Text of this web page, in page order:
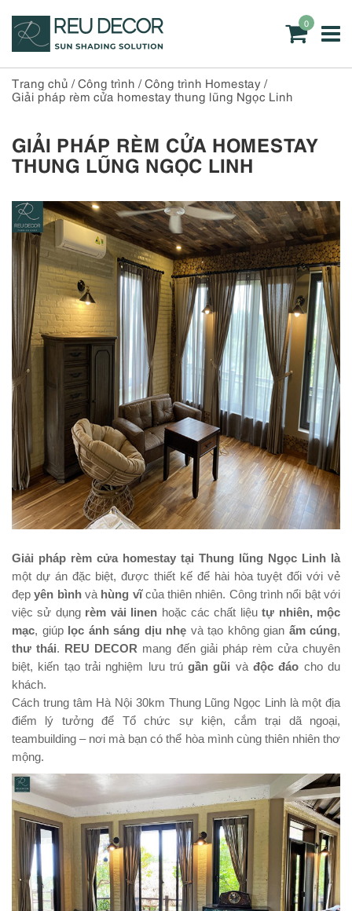
0
Trang chủ /Công trình /Công trình Homestay /
Giải pháp rèm cửa homestay thung lũng Ngọc Linh
GIẢI PHÁP RÈM CỬA HOMESTAY
THUNG LŨNG NGỌC LINH
Giải pháp rèm cửa homestay tại Thung lũng Ngọc Linh là
một dự án đặc biệt, được thiết kế để hài hòa tuyệt đối với vẻ
đẹpyên bìnhvà hùng vĩcủa thiên nhiên. Công trình nổi bật với
việc sử dụng rèm vải linen hoặc các chất liệutự nhiên, mộc
mạc, giúp lọc ánh sáng dịu nhẹ và tạo không gian ấm cúng,
thư thái. REU DECOR mang đến giải pháp rèm cửa chuyên
biệt, kiến tạo trải nghiệm lưu trúgần gũi vàđộc đáo cho du
khách.
Cách trung tâm Hà Nội 30km Thung Lũng Ngọc Linh là một địa
điểm lý tưởng để Tổ chức sự kiện, cắm trại dã ngoại,
teambuilding – nơi mà bạn có thể hòa mình cùng thiên nhiên thơ
mộng.